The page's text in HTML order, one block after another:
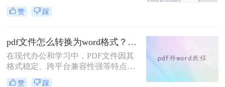
然而，PDF的静态特性也带来了编辑
困难的问题。为了便于修改和协作，
许多用户的刚需。那么pdf怎么转换成
word文档呢？本文将详细介绍五种常
用的PDF转Word方法，帮助您选择最
适合自己的解决方案。
赞 踩
pdf文件怎么转换为word格式？这3种转换方法可以尝试下！
在现代办公和学习中，PDF文件因其
格式稳定、跨平台兼容性强等特点而
被广泛使用。然而，当需要编辑PDF
赞 踩